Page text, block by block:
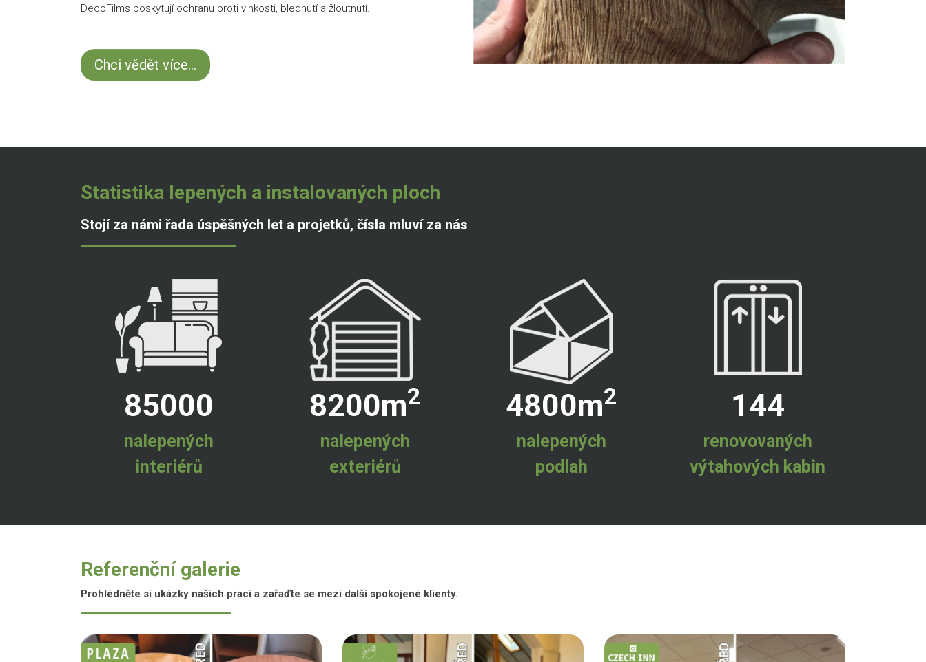
DecoFilms poskytují ochranu proti vlhkosti, blednutí a žloutnutí.
Chci vědět více...
Statistika lepených a instalovaných ploch
Stojí za námi řada úspěšných let a projetků, čísla mluví za nás
85000
nalepených
interiérů
8200m2
nalepených
exteriérů
4800m2
nalepených
podlah
144
renovovaných
výtahových kabin
Referenční galerie
Prohlédněte si ukázky našich prací a zařaďte se mezi další spokojené klienty.
Hotel a Statek Všetice Czech Inn Hotels